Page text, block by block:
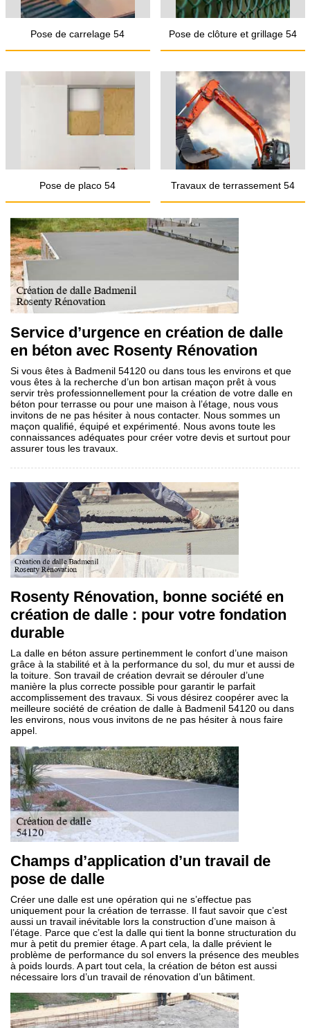
Pose de carrelage 54 Pose de clôture et grillage 54
Pose de placo 54 Travaux de terrassement 54
Service d’urgence en création de dalle
en béton avec Rosenty Rénovation
Si vous êtes à Badmenil 54120 ou dans tous les environs et que
vous êtes à la recherche d’un bon artisan maçon prêt à vous
servir très professionnellement pour la création de votre dalle en
béton pour terrasse ou pour une maison à l’étage, nous vous
invitons de ne pas hésiter à nous contacter. Nous sommes un
maçon qualifié, équipé et expérimenté. Nous avons toute les
connaissances adéquates pour créer votre devis et surtout pour
assurer tous les travaux.
Rosenty Rénovation, bonne société en
création de dalle : pour votre fondation
durable
La dalle en béton assure pertinemment le confort d’une maison
grâce à la stabilité et à la performance du sol, du mur et aussi de
la toiture. Son travail de création devrait se dérouler d’une
manière la plus correcte possible pour garantir le parfait
accomplissement des travaux. Si vous désirez coopérer avec la
meilleure société de création de dalle à Badmenil 54120 ou dans
les environs, nous vous invitons de ne pas hésiter à nous faire
appel.
Champs d’application d’un travail de
pose de dalle
Créer une dalle est une opération qui ne s’effectue pas
uniquement pour la création de terrasse. Il faut savoir que c’est
aussi un travail inévitable lors la construction d’une maison à
l’étage. Parce que c’est la dalle qui tient la bonne structuration du
mur à petit du premier étage. A part cela, la dalle prévient le
problème de performance du sol envers la présence des meubles
à poids lourds. A part tout cela, la création de béton est aussi
nécessaire lors d’un travail de rénovation d’un bâtiment.